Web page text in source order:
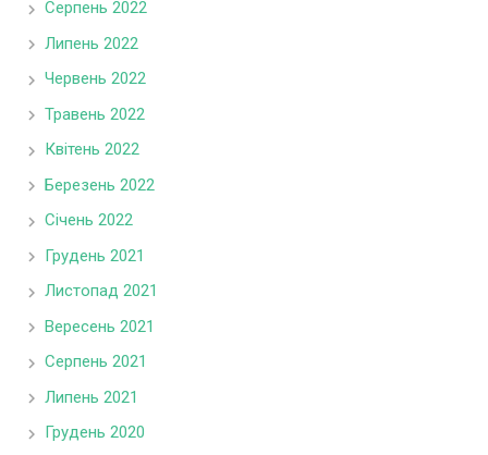
Серпень 2022
Липень 2022
Червень 2022
Травень 2022
Квітень 2022
Березень 2022
Січень 2022
Грудень 2021
Листопад 2021
Вересень 2021
Серпень 2021
Липень 2021
Грудень 2020